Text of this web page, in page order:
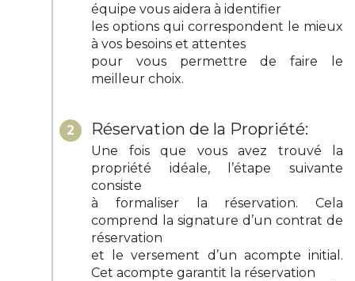
équipe vous aidera à identifier
les options qui correspondent le mieux
à vos besoins et attentes
pour vous permettre de faire le
meilleur choix.
2 Réservation de la Propriété:
Une fois que vous avez trouvé la
propriété idéale, l’étape suivante
consiste
à formaliser la réservation. Cela
comprend la signature d’un contrat de
réservation
et le versement d’un acompte initial.
Cet acompte garantit la réservation